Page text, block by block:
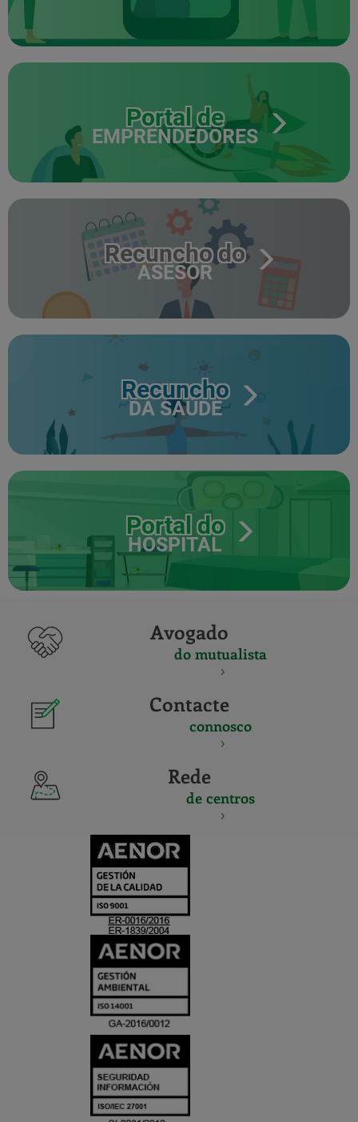
Portal de
EMPRENDEDORES
Recuncho do
ASESOR
Recuncho
DA SAÚDE
Portal do
HOSPITAL
Avogado
do mutualista
Contacte
connosco
Rede
de centros